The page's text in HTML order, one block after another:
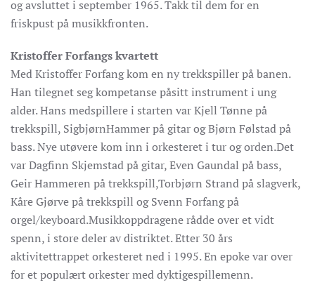
og avsluttet i september 1965. Takk til dem for en
friskpust på musikkfronten.
Kristoffer Forfangs kvartett
Med Kristoffer Forfang kom en ny trekkspiller på banen.
Han tilegnet seg kompetanse påsitt instrument i ung
alder. Hans medspillere i starten var Kjell Tønne på
trekkspill, SigbjørnHammer på gitar og Bjørn Følstad på
bass. Nye utøvere kom inn i orkesteret i tur og orden.Det
var Dagfinn Skjemstad på gitar, Even Gaundal på bass,
Geir Hammeren på trekkspill,Torbjørn Strand på slagverk,
Kåre Gjørve på trekkspill og Svenn Forfang på
orgel/keyboard.Musikkoppdragene rådde over et vidt
spenn, i store deler av distriktet. Etter 30 års
aktivitettrappet orkesteret ned i 1995. En epoke var over
for et populært orkester med dyktigespillemenn.